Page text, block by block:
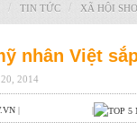
/ TIN TỨC / XÃ HỘI
nhân Việt
2014
| |